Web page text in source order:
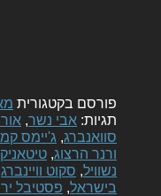
פורסם בקטגורית
תגיות: אבי נשר,
סוואנברג, ג'יימס
ורנר הרצוג, טיטאניק
נשוויל, סקוט וויינברג
בישראל, פסטיבל